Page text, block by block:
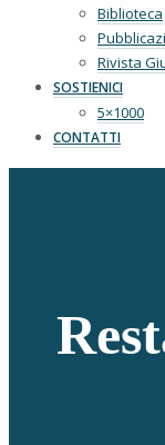
Biblioteca
Rivista
SOSTIENICI
5×1000
CONTATTI